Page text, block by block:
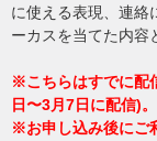
に使える表現、連絡
ーカスを当てた内容
※こちらはすでに配
日〜3月7日に配信)。
※お申し込み後にご